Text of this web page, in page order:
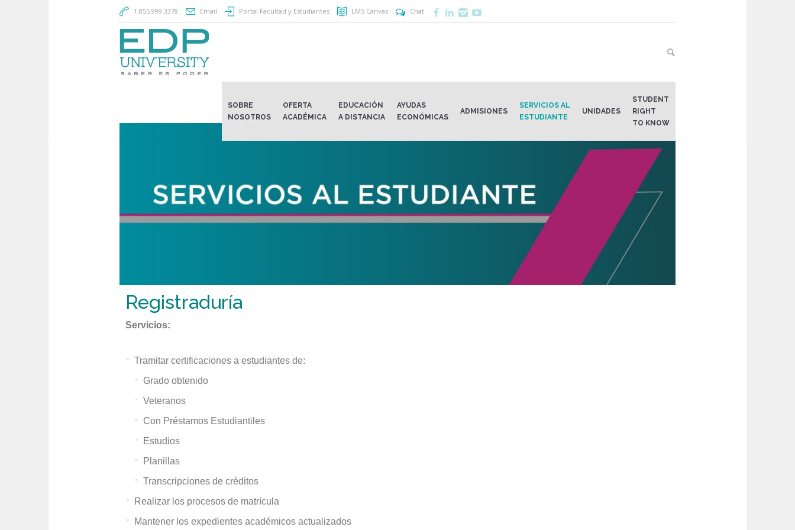
1.855.999.3378 Email Portal Facultad y Estudiantes LMS Canvas Chat
SOBRE
NOSOTROS
OFERTA
ACADÉMICA
EDUCACIÓN
A DISTANCIA
AYUDAS
ECONÓMICAS
ADMISIONES
SERVICIOS AL
ESTUDIANTE
UNIDADES
STUDENT
RIGHT
TO KNOW
Registraduría
Servicios:
Tramitar certificaciones a estudiantes de:
Grado obtenido
Veteranos
Con Préstamos Estudiantiles
Estudios
Planillas
Transcripciones de créditos
Realizar los procesos de matrícula
Mantener los expedientes académicos actualizados